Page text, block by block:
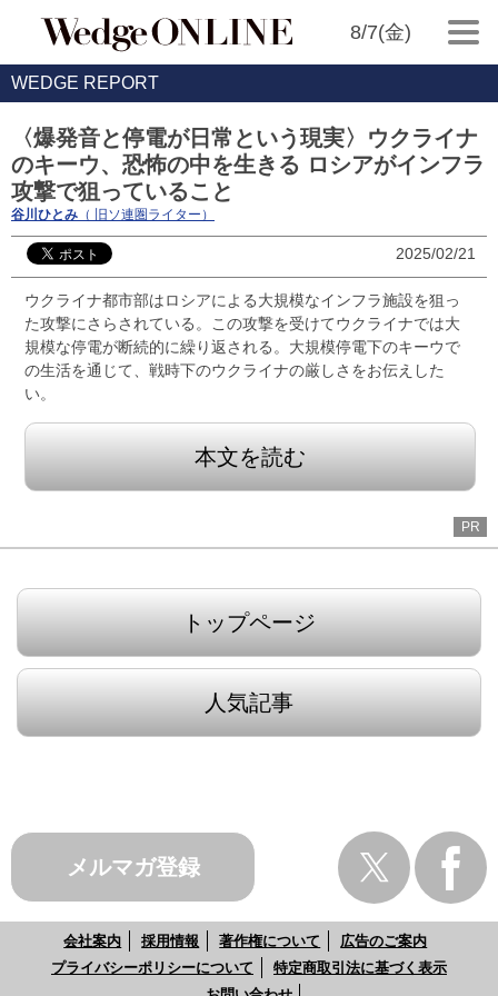
8/7(金)
WEDGE REPORT
〈爆発音と停電が日常という現実〉ウクライナ
のキーウ、恐怖の中を生きる ロシアがインフラ
攻撃で狙っていること
谷川ひとみ （ 旧ソ連圏ライター）
2025/02/21
ウクライナ都市部はロシアによる大規模なインフラ施設を狙っ
た攻撃にさらされている。この攻撃を受けてウクライナでは大
規模な停電が断続的に繰り返される。大規模停電下のキーウで
の生活を通じて、戦時下のウクライナの厳しさをお伝えした
い。
本文を読む
PR
トップページ
人気記事
メルマガ登録
会社案内 採用情報 著作権について
広告のご案内
プライバシーポリシーについて
特定商取引法に基づく表示